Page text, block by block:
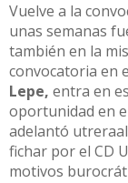
Vuelve a la
unas semanas
también en la
convocatoria en
Lepe, entra en
oportunidad en
adelantó
fichar por el CD
motivos